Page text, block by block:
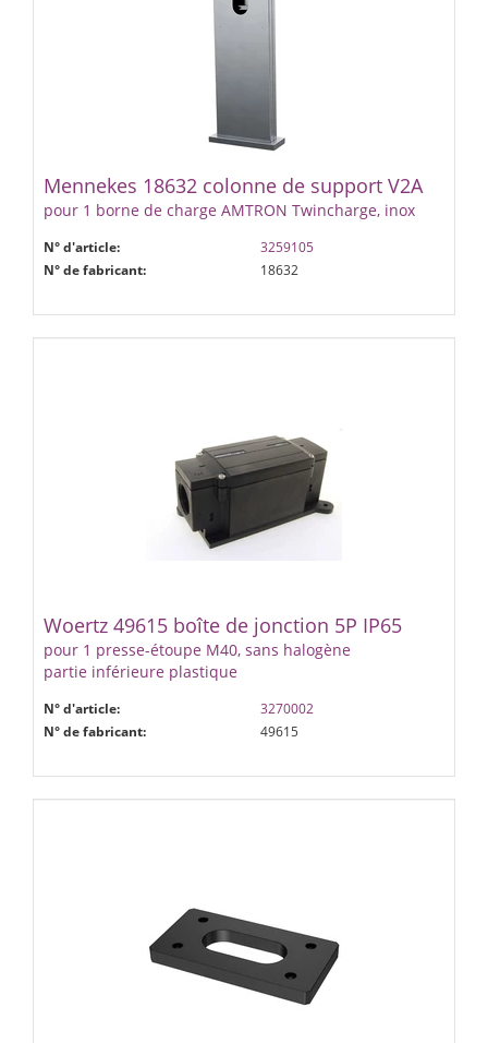
Mennekes 18632 colonne de support V2A
pour 1 borne de charge AMTRON Twincharge, inox
N° d'article:
3259105
N° de fabricant:
18632
Woertz 49615 boîte de jonction 5P IP65
pour 1 presse-étoupe M40, sans halogène
partie inférieure plastique
N° d'article:
3270002
N° de fabricant:
49615